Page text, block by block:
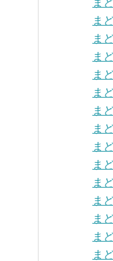
ま
ま
ま
ま
ま
ま
ま
ま
ま
ま
ま
ま
ま
ま
ま